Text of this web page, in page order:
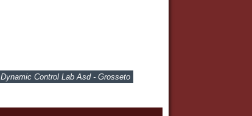
Dynamic Control Lab Asd - Grosseto